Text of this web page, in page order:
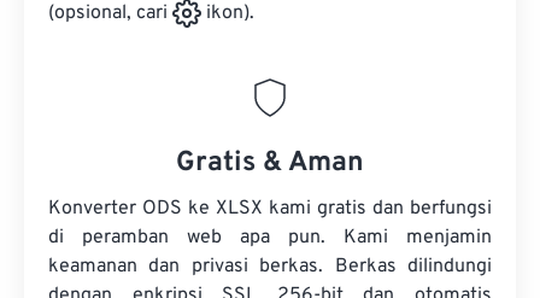
(opsional, cari
ikon).
Gratis & Aman
Konverter ODS ke XLSX kami gratis dan berfungsi
di peramban web apa pun. Kami menjamin
keamanan dan privasi berkas. Berkas dilindungi